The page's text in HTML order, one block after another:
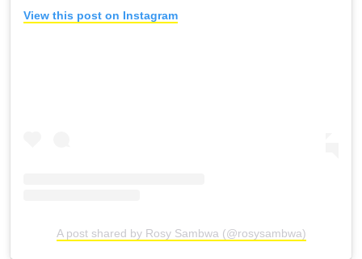
View this post on Instagram
A post shared by Rosy Sambwa (@rosysambwa)